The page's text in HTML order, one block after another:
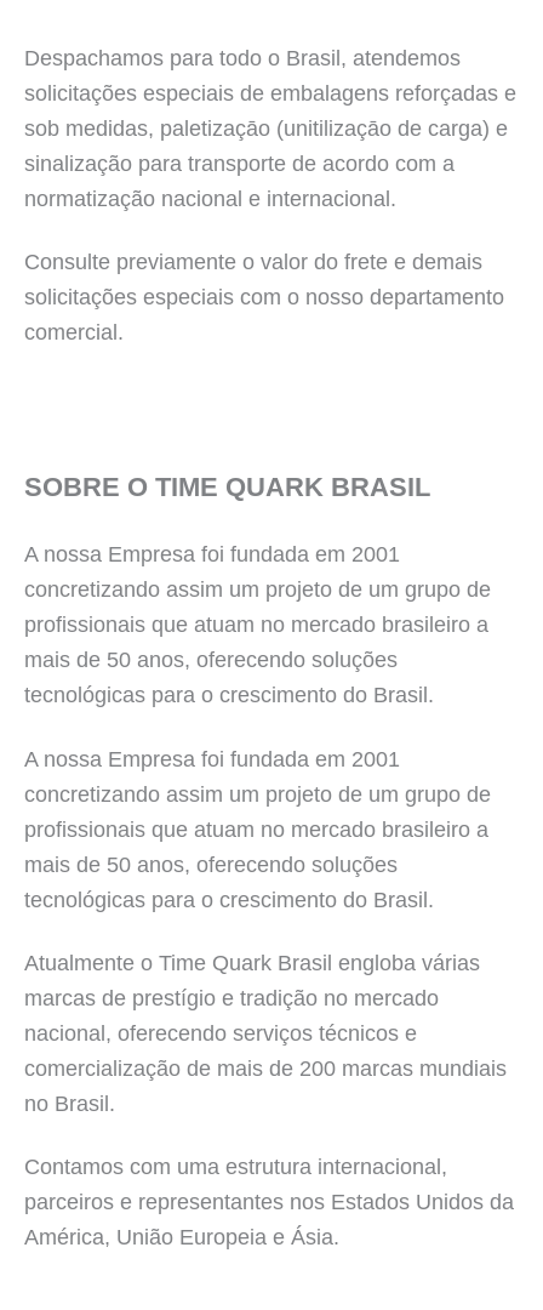
Despachamos para todo o Brasil, atendemos
solicitações especiais de embalagens reforçadas e
sob medidas, paletizaçāo (unitilizaçāo de carga) e
sinalização para transporte de acordo com a
normatização nacional e internacional.
Consulte previamente o valor do frete e demais
solicitações especiais com o nosso departamento
comercial.
SOBRE O TIME QUARK BRASIL
A nossa Empresa foi fundada em 2001
concretizando assim um projeto de um grupo de
profissionais que atuam no mercado brasileiro a
mais de 50 anos, oferecendo soluções
tecnológicas para o crescimento do Brasil.
A nossa Empresa foi fundada em 2001
concretizando assim um projeto de um grupo de
profissionais que atuam no mercado brasileiro a
mais de 50 anos, oferecendo soluções
tecnológicas para o crescimento do Brasil.
Atualmente o Time Quark Brasil engloba várias
marcas de prestígio e tradição no mercado
nacional, oferecendo serviços técnicos e
comercialização de mais de 200 marcas mundiais
no Brasil.
Contamos com uma estrutura internacional,
parceiros e representantes nos Estados Unidos da
América, União Europeia e Ásia.